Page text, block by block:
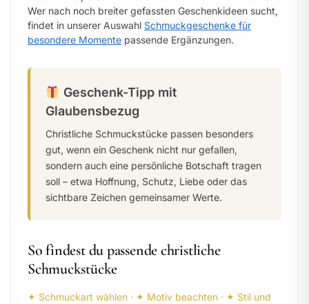
Wer nach noch breiter gefassten Geschenkideen sucht,
findet in unserer Auswahl Schmuckgeschenke für
besondere Momente passende Ergänzungen.
Geschenk-Tipp mit
Glaubensbezug
Christliche Schmuckstücke passen besonders
gut, wenn ein Geschenk nicht nur gefallen,
sondern auch eine persönliche Botschaft tragen
soll – etwa Hoffnung, Schutz, Liebe oder das
sichtbare Zeichen gemeinsamer Werte.
So findest du passende christliche
Schmuckstücke
✦ Schmuckart wählen · ✦ Motiv beachten · ✦ Stil und